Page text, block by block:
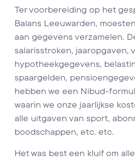
Ter voorbereiding op het
Balans Leeuwarden,
aan gegevens verzamelen.
salarisstroken, jaaropgaven,
hypotheekgegevens,
spaargelden,
hebben we een Nibud-
waarin we onze jaarlijkse
alle uitgaven van sport,
boodschappen, etc. etc.
Het was best een kluif om